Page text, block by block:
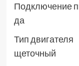
Подключение
да
Тип двигателя
щеточный